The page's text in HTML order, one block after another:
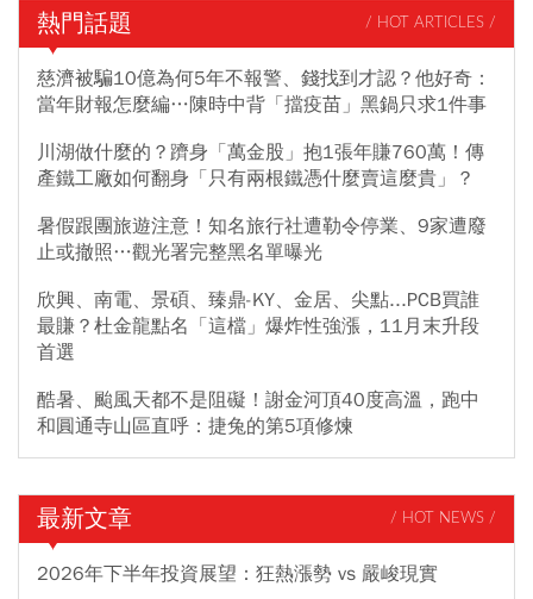
熱門話題 / HOT ARTICLES /
慈濟被騙10億為何5年不報警、錢找到才認？他好奇：
當年財報怎麼編…陳時中背「擋疫苗」黑鍋只求1件事
川湖做什麼的？躋身「萬金股」抱1張年賺760萬！傳
產鐵工廠如何翻身「只有兩根鐵憑什麼賣這麼貴」？
暑假跟團旅遊注意！知名旅行社遭勒令停業、9家遭廢
止或撤照…觀光署完整黑名單曝光
欣興、南電、景碩、臻鼎-KY、金居、尖點...PCB買誰
最賺？杜金龍點名「這檔」爆炸性強漲，11月末升段
首選
酷暑、颱風天都不是阻礙！謝金河頂40度高溫，跑中
和圓通寺山區直呼：捷兔的第5項修煉
最新文章 / HOT NEWS /
2026年下半年投資展望：狂熱漲勢 vs 嚴峻現實